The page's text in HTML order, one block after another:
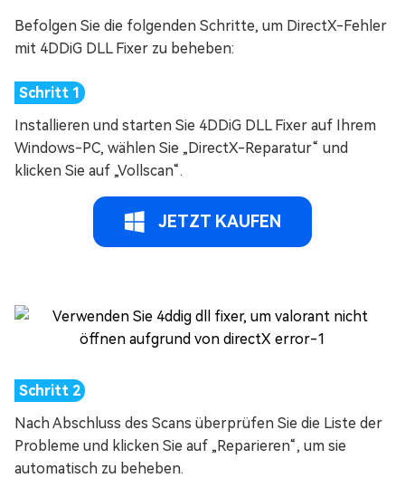
Befolgen Sie die folgenden Schritte, um DirectX-Fehler
mit 4DDiG DLL Fixer zu beheben:
Installieren und starten Sie 4DDiG DLL Fixer auf Ihrem
Windows-PC, wählen Sie „DirectX-Reparatur“ und
klicken Sie auf „Vollscan“.
JETZT KAUFEN
Nach Abschluss des Scans überprüfen Sie die Liste der
Probleme und klicken Sie auf „Reparieren“, um sie
automatisch zu beheben.